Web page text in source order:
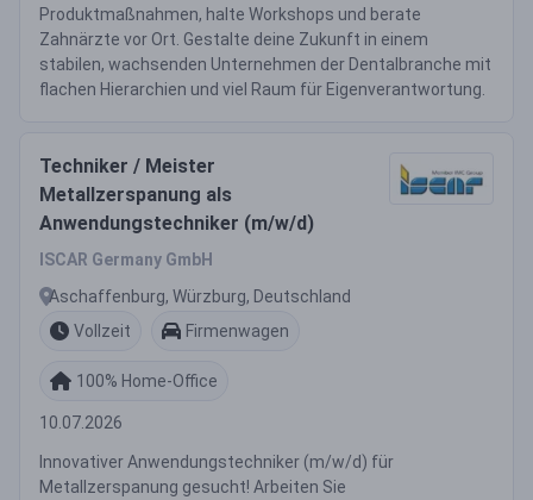
Produktmaßnahmen, halte Workshops und berate
Zahnärzte vor Ort. Gestalte deine Zukunft in einem
stabilen, wachsenden Unternehmen der Dentalbranche mit
flachen Hierarchien und viel Raum für Eigenverantwortung.
Techniker / Meister
Metallzerspanung als
Anwendungstechniker (m/w/d)
ISCAR Germany GmbH
Aschaffenburg, Würzburg, Deutschland
Vollzeit
Firmenwagen
100% Home-Office
10.07.2026
Innovativer Anwendungstechniker (m/w/d) für
Metallzerspanung gesucht! Arbeiten Sie